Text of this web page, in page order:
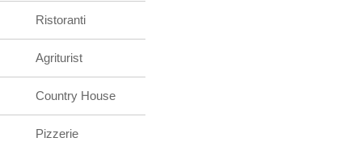
Ristoranti
Agriturist
Country House
Pizzerie